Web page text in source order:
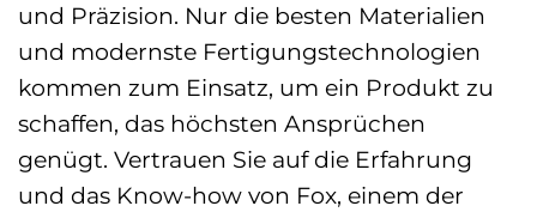
und Präzision. Nur die besten Materialien
und modernste Fertigungstechnologien
kommen zum Einsatz, um ein Produkt zu
schaffen, das höchsten Ansprüchen
genügt. Vertrauen Sie auf die Erfahrung
und das Know-how von Fox, einem der